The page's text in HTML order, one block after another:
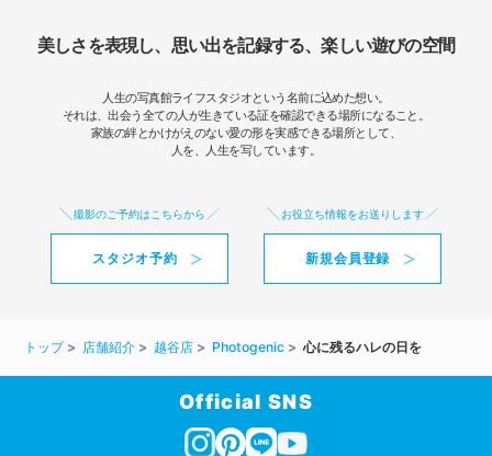
美しさを表現し、思い出を記録する、楽しい遊びの空間
人生の写真館ライフスタジオという名前に込めた想い。
それは、出会う全ての人が生きている証を確認できる場所になること。
家族の絆とかけがえのない愛の形を実感できる場所として、
人を、人生を写しています。
撮影のご予約はこちらから
スタジオ予約
お役立ち情報をお送りします
新規会員登録
トップ 店舗紹介 越谷店 Photogenic 心に残るハレの日を
Official SNS